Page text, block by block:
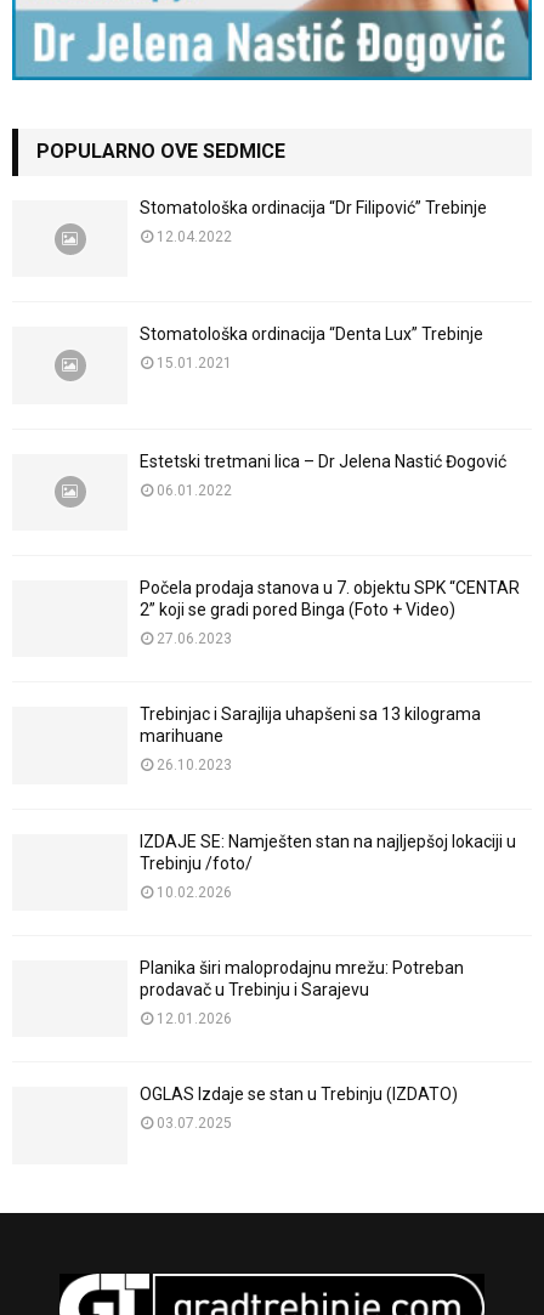
POPULARNO OVE SEDMICE
Stomatološka ordinacija “Dr Filipović” Trebinje
12.04.2022
Stomatološka ordinacija “Denta Lux” Trebinje
15.01.2021
Estetski tretmani lica – Dr Jelena Nastić Đogović
06.01.2022
Počela prodaja stanova u 7. objektu SPK “CENTAR
2” koji se gradi pored Binga (Foto + Video)
27.06.2023
Trebinjac i Sarajlija uhapšeni sa 13 kilograma
marihuane
26.10.2023
IZDAJE SE: Namješten stan na najljepšoj lokaciji u
Trebinju /foto/
10.02.2026
Planika širi maloprodajnu mrežu: Potreban
prodavač u Trebinju i Sarajevu
12.01.2026
OGLAS Izdaje se stan u Trebinju (IZDATO)
03.07.2025